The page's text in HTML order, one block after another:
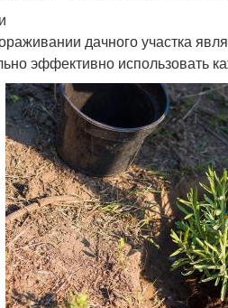
дачного участка
эффективно использовать